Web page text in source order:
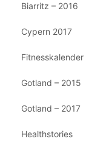
Biarritz – 2016
Cypern 2017
Fitnesskalender
Gotland – 2015
Gotland – 2017
Healthstories